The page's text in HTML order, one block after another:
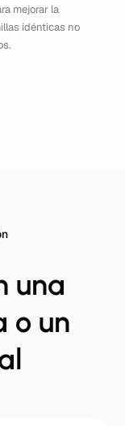
mejorar la
idénticas no
una
o un